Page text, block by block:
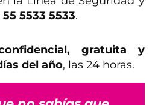
55 5533 5533.
gratuita y
del año, las 24 horas.